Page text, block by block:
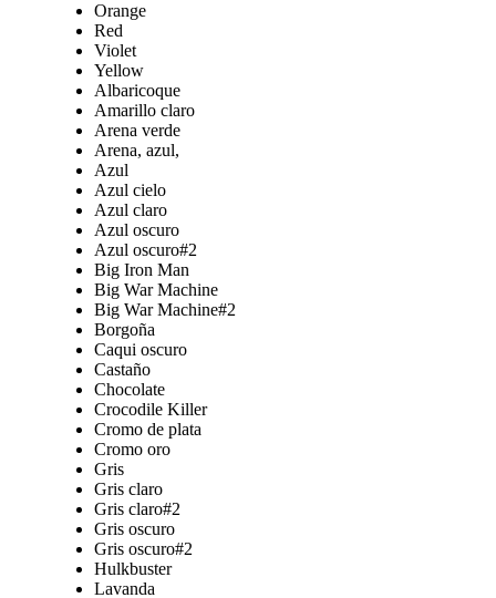
Orange
Red
Violet
Yellow
Albaricoque
Amarillo claro
Arena verde
Arena, azul,
Azul
Azul cielo
Azul claro
Azul oscuro
Azul oscuro#2
Big Iron Man
Big War Machine
Big War Machine#2
Borgoña
Caqui oscuro
Castaño
Chocolate
Crocodile Killer
Cromo de plata
Cromo oro
Gris
Gris claro
Gris claro#2
Gris oscuro
Gris oscuro#2
Hulkbuster
Lavanda